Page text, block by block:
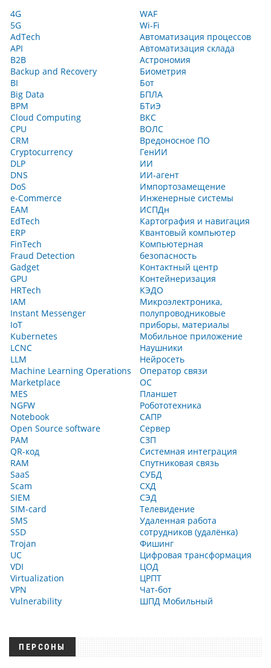
4G
5G
AdTech
API
B2B
Backup and Recovery
BI
Big Data
BPM
Cloud Computing
CPU
CRM
Cryptocurrency
DLP
DNS
DoS
e-Commerce
EAM
EdTech
ERP
FinTech
Fraud Detection
Gadget
GPU
HRTech
IAM
Instant Messenger
IoT
Kubernetes
LCNC
LLM
Machine Learning Operations
Marketplace
MES
NGFW
Notebook
Open Source software
PAM
QR-код
RAM
SaaS
Scam
SIEM
SIM-card
SMS
SSD
Trojan
UC
VDI
Virtualization
VPN
Vulnerability
WAF
Wi-Fi
Автоматизация процессов
Автоматизация склада
Астрономия
Биометрия
Бот
БПЛА
БТиЭ
ВКС
ВОЛС
Вредоносное ПО
ГенИИ
ИИ
ИИ-агент
Импортозамещение
Инженерные системы
ИСПДн
Картография и навигация
Квантовый компьютер
Компьютерная
безопасность
Контактный центр
Контейнеризация
КЭДО
Микроэлектроника,
полупроводниковые
приборы, материалы
Мобильное приложение
Наушники
Нейросеть
Оператор связи
ОС
Планшет
Робототехника
САПР
Сервер
СЗП
Системная интеграция
Спутниковая связь
СУБД
СХД
СЭД
Телевидение
Удаленная работа
сотрудников (удалёнка)
Фишинг
Цифровая трансформация
ЦОД
ЦРПТ
Чат-бот
ШПД Мобильный
ПЕРСОНЫ